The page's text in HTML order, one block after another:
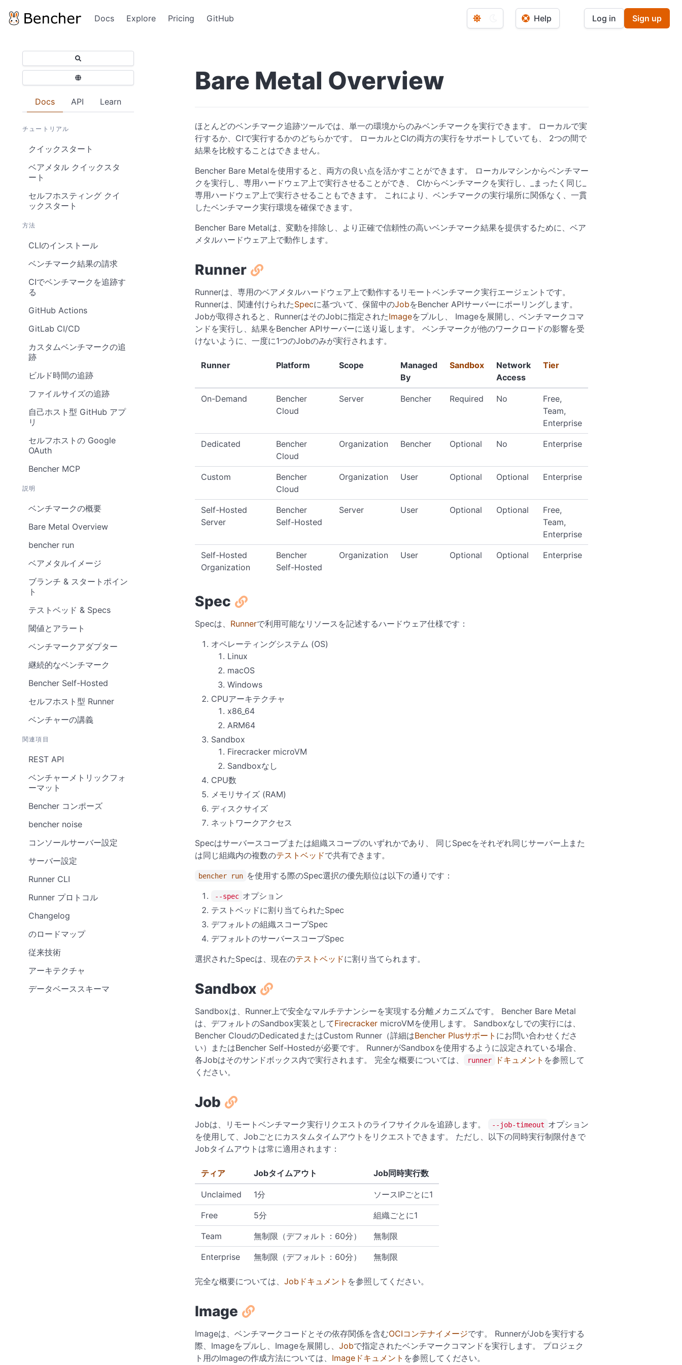
Docs Explore Pricing GitHub Help Log in Sign up
Docs API Learn
チュートリアル
クイックスタート
ベアメタル クイックスタ
ート
セルフホスティング クイ
ックスタート
方法
CLIのインストール
ベンチマーク結果の請求
CIでベンチマークを追跡す
る
GitHub Actions
GitLab CI/CD
カスタムベンチマークの追
跡
ビルド時間の追跡
ファイルサイズの追跡
自己ホスト型 GitHub アプ
リ
セルフホストの Google
OAuth
Bencher MCP
説明
ベンチマークの概要
Bare Metal Overview
bencher run
ベアメタルイメージ
ブランチ & スタートポイン
ト
テストベッド & Specs
閾値とアラート
ベンチマークアダプター
継続的なベンチマーク
Bencher Self-Hosted
セルフホスト型 Runner
ベンチャーの講義
関連項目
REST API
ベンチャーメトリックフォ
ーマット
Bencher コンポーズ
bencher noise
コンソールサーバー設定
サーバー設定
Runner CLI
Runner プロトコル
Changelog
のロードマップ
従来技術
アーキテクチャ
データベーススキーマ
Bare Metal Overview
ほとんどのベンチマーク追跡ツールでは、単一の環境からのみベンチマークを実行できます。 ローカルで実
行するか、CIで実行するかのどちらかです。 ローカルとCIの両方の実行をサポートしていても、 2つの間で
結果を比較することはできません。
Bencher Bare Metalを使用すると、両方の良い点を活かすことができます。 ローカルマシンからベンチマー
クを実行し、専用ハードウェア上で実行させることができ、 CIからベンチマークを実行し、_まったく同じ_
専用ハードウェア上で実行させることもできます。 これにより、ベンチマークの実行場所に関係なく、一貫
したベンチマーク実行環境を確保できます。
Bencher Bare Metalは、変動を排除し、より正確で信頼性の高いベンチマーク結果を提供するために、ベア
メタルハードウェア上で動作します。
Runner
Runnerは、専用のベアメタルハードウェア上で動作するリモートベンチマーク実行エージェントです。
Runnerは、関連付けられたSpecに基づいて、保留中のJobをBencher APIサーバーにポーリングします。
Jobが取得されると、RunnerはそのJobに指定されたImageをプルし、 Imageを展開し、ベンチマークコマ
ンドを実行し、結果をBencher APIサーバーに送り返します。 ベンチマークが他のワークロードの影響を受
けないように、一度に1つのJobのみが実行されます。
Runner Platform Scope
Managed
By
Sandbox
Network
Access
Tier
On-Demand
Bencher
Cloud
Server Bencher Required No
Free,
Team,
Enterprise
Dedicated
Bencher
Cloud
Organization Bencher Optional No Enterprise
Custom
Bencher
Cloud
Organization User Optional Optional Enterprise
Self-Hosted
Server
Bencher
Self-Hosted
Server User Optional Optional
Free,
Team,
Enterprise
Self-Hosted
Organization
Bencher
Self-Hosted
Organization User Optional Optional Enterprise
Spec
Specは、 Runnerで利用可能なリソースを記述するハードウェア仕様です：
オペレーティングシステム (OS)
Linux
macOS
Windows
CPUアーキテクチャ
x86_64
ARM64
Sandbox
Firecracker microVM
Sandboxなし
CPU数
メモリサイズ (RAM)
ディスクサイズ
ネットワークアクセス
Specはサーバースコープまたは組織スコープのいずれかであり、 同じSpecをそれぞれ同じサーバー上また
は同じ組織内の複数のテストベッドで共有できます。
bencher run を使用する際のSpec選択の優先順位は以下の通りです：
--spec オプション
テストベッドに割り当てられたSpec
デフォルトの組織スコープSpec
デフォルトのサーバースコープSpec
選択されたSpecは、現在のテストベッドに割り当てられます。
Sandbox
Sandboxは、Runner上で安全なマルチテナンシーを実現する分離メカニズムです。 Bencher Bare Metal
は、デフォルトのSandbox実装としてFirecracker microVMを使用します。 Sandboxなしでの実行には、
Bencher CloudのDedicatedまたはCustom Runner（詳細はBencher Plusサポート にお問い合わせくださ
い）またはBencher Self-Hostedが必要です。 RunnerがSandboxを使用するように設定されている場合、
各Jobはそのサンドボックス内で実行されます。 完全な概要については、
runner ドキュメント を参照して
ください。
Job
Jobは、リモートベンチマーク実行リクエストのライフサイクルを追跡します。 --job-timeout オプション
を使用して、Jobごとにカスタムタイムアウトをリクエストできます。 ただし、以下の同時実行制限付きで
Jobタイムアウトは常に適用されます：
ティア Jobタイムアウト Job同時実行数
Unclaimed 1分 ソースIPごとに1
Free 5分 組織ごとに1
Team 無制限（デフォルト：60分） 無制限
Enterprise 無制限（デフォルト：60分） 無制限
完全な概要については、 Jobドキュメント を参照してください。
Image
Imageは、ベンチマークコードとその依存関係を含むOCIコンテナイメージです。 RunnerがJobを実行する
際、Imageをプルし、Imageを展開し、 Jobで指定されたベンチマークコマンドを実行します。 プロジェク
ト用のImageの作成方法については、 Imageドキュメント を参照してください。